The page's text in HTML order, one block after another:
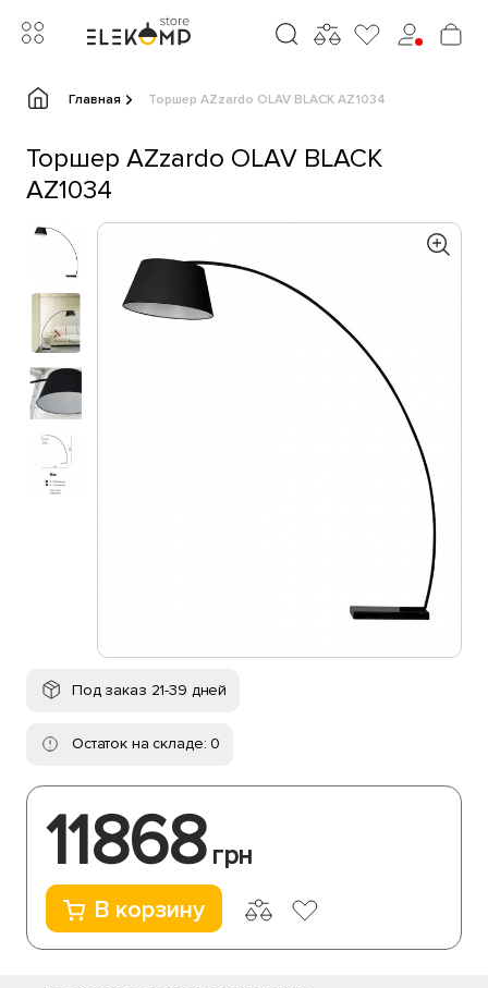
Главная Торшер AZzardo OLAV BLACK AZ1034
Торшер AZzardo OLAV BLACK
AZ1034
Под заказ 21-39 дней
Остаток на складе: 0
11868 грн
В корзину